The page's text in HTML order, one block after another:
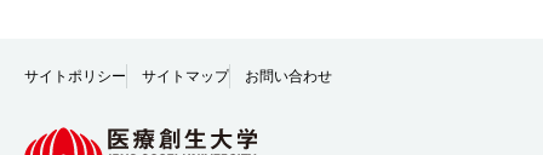
サイトポリシー サイトマップ お問い合わせ